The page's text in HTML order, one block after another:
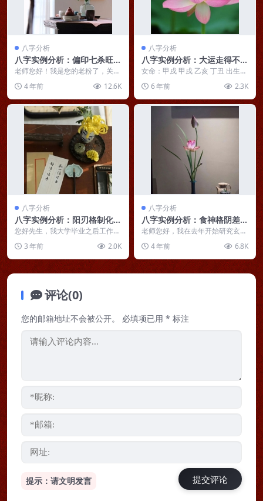
八字分析
八字实例分析：偏印七杀旺的
女命，接受平凡才能不平凡
老师您好！我是您的老粉了，关注
女，阳历 1998...
4 年前 12.6K
八字分析
八字实例分析：大运走得不太
好的正财格八字
女命：甲戌 甲戌 乙亥 丁丑 出生地
每到大考中考高...
6 年前 2.3K
八字分析
八字实例分析：阳刃格制化不
力缺乏变通，工作感情处处碰
壁
您好先生，我大学毕业之后工作行
年一跳槽。每次去一个...
3 年前 2.0K
八字分析
八字实例分析：食神格阴差阳
错日女命，一颗不容易满足的
心
老师您好，我在去年开始研究玄学
点评的八字已经成为习...
4 年前 6.8K
评论(0)
提示：请文明发言
您的邮箱地址不会被公开。 必填项已用 * 标注